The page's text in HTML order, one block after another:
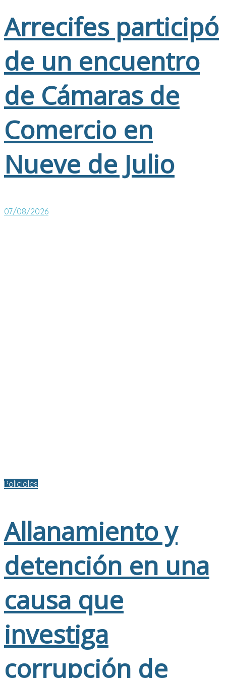
Arrecifes participó
de un encuentro
de Cámaras de
Comercio en
Nueve de Julio
07/08/2026
Policiales
Allanamiento y
detención en una
causa que
investiga
corrupción de